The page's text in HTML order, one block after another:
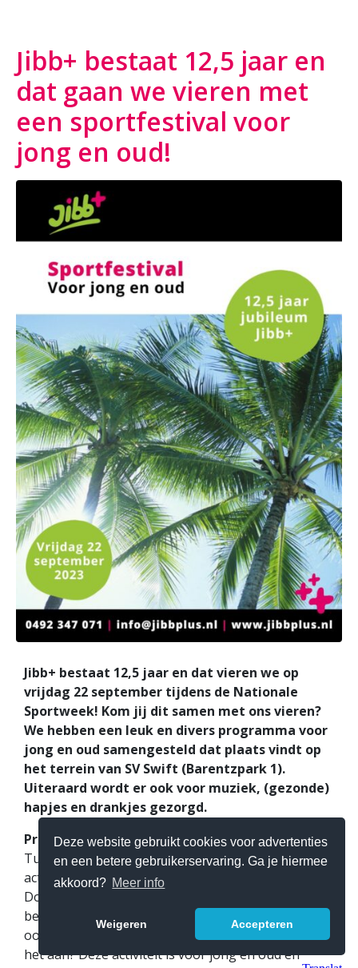
Deze website gebruikt cookies voor advertenties
en een betere gebruikerservaring. Ga je hiermee
akkoord? Meer info
Weigeren Accepteren
Jibb+ bestaat 12,5 jaar en
dat gaan we vieren met
een sportfestival voor
jong en oud!
Jibb+ bestaat 12,5 jaar en dat vieren we op
vrijdag 22 september tijdens de Nationale
Sportweek! Kom jij dit samen met ons vieren?
We hebben een leuk en divers programma voor
jong en oud samengesteld dat plaats vindt op
het terrein van SV Swift (Barentzpark 1).
Uiteraard wordt er ook voor muziek, (gezonde)
hapjes en drankjes gezorgd.
Programma voor jong en oud
Tussen 14:00 en 17:00 uur vinden verschillende
activiteiten plaats. Doe mee met Expeditie Jibb+!
Doorloop de uitdagende spellen, zoals de
befaamde eetproef uit Expeditie Robinson. Breng
ook je (klein)kinderen mee en daag ze uit. Durf jij
het aan? Deze activiteit is voor jong en oud en